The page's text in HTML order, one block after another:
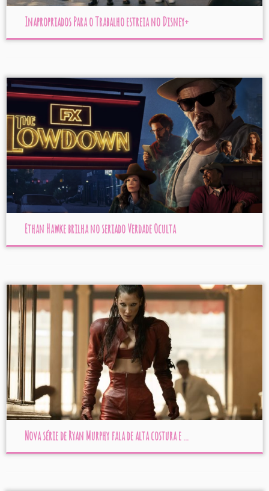
Inapropriados Para o Trabalho estreia no Disney+
Ethan Hawke brilha no seriado Verdade Oculta
Nova série de Ryan Murphy fala de alta costura e ...